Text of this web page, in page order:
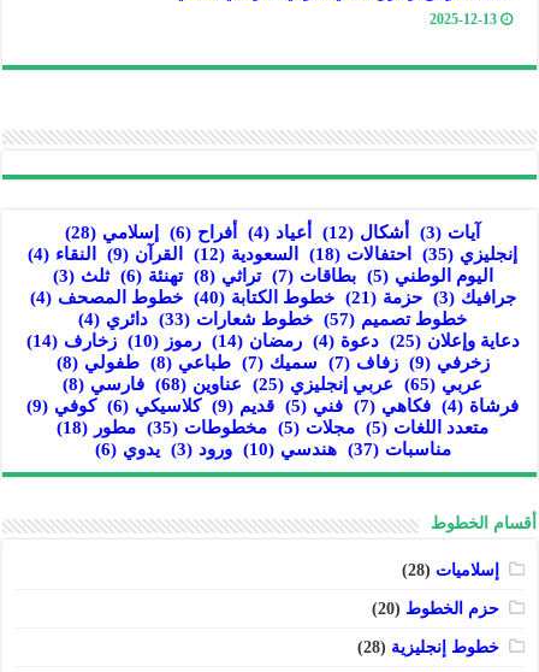
2025-12-13
آيات (3) أشكال (12) أعياد (4) أفراح (6) إسلامي (28)
إنجليزي (35) احتفالات (18) السعودية (12) القرآن (9) النقاء (4)
اليوم الوطني (5) بطاقات (7) تراثي (8) تهنئة (6) ثلث (3)
جرافيك (3) حزمة (21) خطوط الكتابة (40) خطوط المصحف (4)
خطوط تصميم (57) خطوط شعارات (33) دائري (4)
دعاية وإعلان (25) دعوة (4) رمضان (14) رموز (10) زخارف (14)
زخرفي (9) زفاف (7) سميك (7) طباعي (8) طفولي (8)
عربي (65) عربي إنجليزي (25) عناوين (68) فارسي (8)
فرشاة (4) فكاهي (7) فني (5) قديم (9) كلاسيكي (6) كوفي (9)
متعدد اللغات (5) مجلات (5) مخطوطات (35) مطور (18)
مناسبات (37) هندسي (10) ورود (3) يدوي (6)
أقسام الخطوط
إسلاميات (28)
حزم الخطوط (20)
خطوط إنجليزية (28)